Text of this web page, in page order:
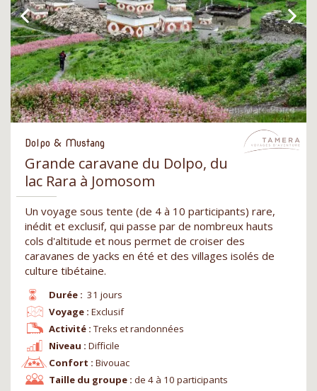
Dolpo & Mustang
Grande caravane du Dolpo, du
lac Rara à Jomosom
Un voyage sous tente (de 4 à 10 participants) rare,
inédit et exclusif, qui passe par de nombreux hauts
cols d'altitude et nous permet de croiser des
caravanes de yacks en été et des villages isolés de
culture tibétaine.
Durée : 31 jours
Niveau : Difficile
Voyage : Exclusif
Confort : Bivouac
Activité : Treks et randonnées
Taille du groupe : de 4 à 10 participants